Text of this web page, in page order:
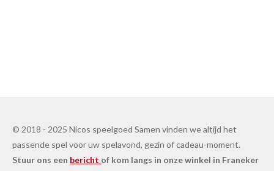
© 2018 - 2025 Nicos speelgoed Samen vinden we altijd het
passende spel voor uw spelavond, gezin of cadeau-moment.
Stuur ons een bericht of kom langs in onze winkel in Franeker